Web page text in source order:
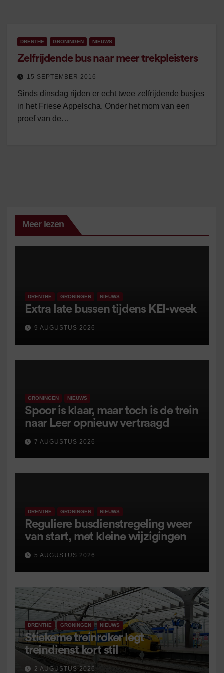
DRENTHE GRONINGEN NIEUWS
Zelfrijdende bus naar meer trekpleisters
15 SEPTEMBER 2016
Sinds dinsdag rijden er echt twee zelfrijdende busjes
in het Friese Appelscha. Onder het mom van een
proef van de…
Meer lezen
DRENTHE GRONINGEN NIEUWS
Extra late bussen tijdens KEI-week
9 AUGUSTUS 2026
GRONINGEN NIEUWS
Spoor is klaar, maar toch is de trein
naar Leer opnieuw vertraagd
7 AUGUSTUS 2026
DRENTHE GRONINGEN NIEUWS
Reguliere busdienstregeling weer
van start, met kleine wijzigingen
5 AUGUSTUS 2026
DRENTHE GRONINGEN NIEUWS
Stiekeme treinroker legt
treindienst kort stil
2 AUGUSTUS 2026